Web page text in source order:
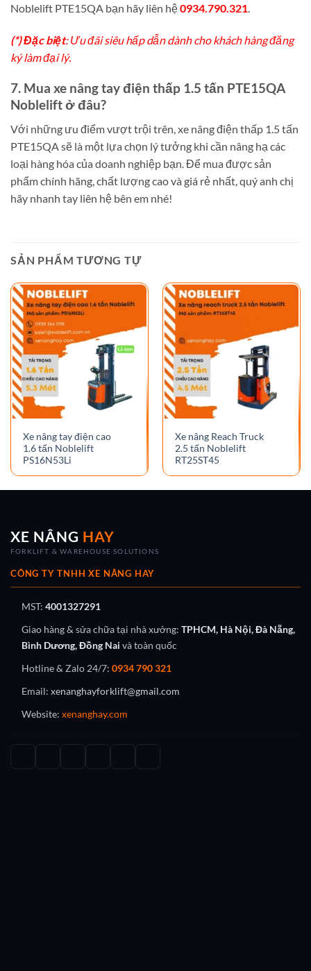
Noblelift PTE15QA bạn hãy liên hệ0934.790.321.
(*) Đặc biệt: Ưu đãi siêu hấp dẫn dành cho khách hàng đăng
ký làm đại lý.
7. Mua xe nâng tay điện thấp 1.5 tấn PTE15QA
Noblelift ở đâu?
Với những ưu điểm vượt trội trên, xe nâng điện thấp 1.5 tấn
PTE15QA sẽ là một lựa chọn lý tưởng khi cần nâng hạ các
loại hàng hóa của doanh nghiệp bạn. Để mua được sản
phẩm chính hãng, chất lượng cao và giá rẻ nhất, quý anh chị
hãy nhanh tay liên hệ bên em nhé!
SẢN PHẨM TƯƠNG TỰ
Xe nâng tay điện cao
1.6 tấn Noblelift
PS16N53Li
Xe nâng Reach Truck
2.5 tấn Noblelift
RT25ST45
XE NÂNG HAY
FORKLIFT & WAREHOUSE SOLUTIONS
CÔNG TY TNHH XE NÂNG HAY
MST: 4001327291
Giao hàng & sửa chữa tại nhà xưởng: TPHCM, Hà Nội, Đà Nẵng,
Bình Dương, Đồng Nai và toàn quốc
Hotline & Zalo 24/7: 0934 790 321
Email: xenanghayforklift@gmail.com
Website: xenanghay.com